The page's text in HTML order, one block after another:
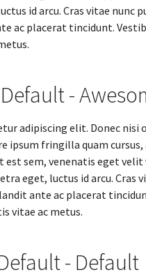
id arcu. Cras vitae nunc
ac placerat tincidunt.
-
adipiscing elit. Donec nisi
ipsum fringilla quam
est sem, venenatis eget
eget, luctus id arcu. Cras
ante ac placerat
vitae ac metus.
- Default